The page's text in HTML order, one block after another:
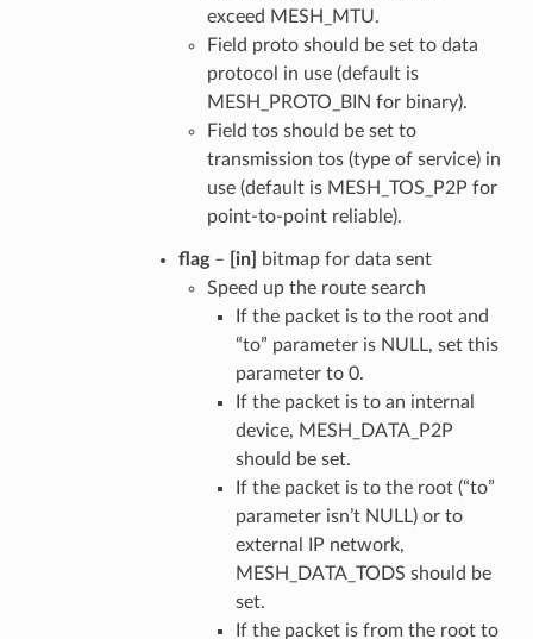
exceed MESH_MTU.
Field proto should be set to data
protocol in use (default is
MESH_PROTO_BIN for binary).
Field tos should be set to
transmission tos (type of service) in
use (default is MESH_TOS_P2P for
point-to-point reliable).
flag– [in]
bitmap for data sent
Speed up the route search
If the packet is to the root and
“to” parameter is NULL, set this
parameter to 0.
If the packet is to an internal
device, MESH_DATA_P2P
should be set.
If the packet is to the root (“to”
parameter isn’t NULL) or to
external IP network,
MESH_DATA_TODS should be
set.
If the packet is from the root to